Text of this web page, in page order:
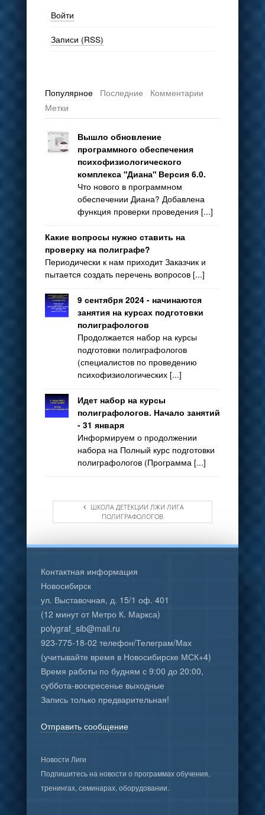
Войти
Записи (RSS)
Популярное Последние
Комментарии
Метки
Вышло обновление
программного обеспечения
психофизиологического
комплекса "Диана" Версия 6.0.
Что нового в программном
обеспечении Диана? Добавлена
функция проверки проведения [...]
Какие вопросы нужно ставить на
проверку на полиграфе?
Периодически к нам приходит Заказчик и
пытается создать перечень вопросов [...]
9 сентября 2024 - начинаются
занятия на курсах подготовки
полиграфологов
Продолжается набор на курсы
подготовки полиграфологов
(специалистов по проведению
психофизиологических [...]
Идет набор на курсы
полиграфологов. Начало занятий
- 31 января
Информируем о продолжении
набора на Полный курс подготовки
полиграфологов (Программа [...]
ШКОЛА ДЕТЕКЦИИ ЛЖИ ЛИГА
ПОЛИГРАФОЛОГОВ
Контактная информация
Новосибирск
ул. Выставочная, д. 15/1 оф. 401
(12 минут от Метро К. Маркса)
polygraf_sib@mail.ru
923-775-18-02 телефон/Телеграм/Мах
(учитывайте время в Новосибирске МСК+4)
Время работы по будням с 9:00 до 20:00,
суббота-воскресенье выходные
Запись только предварительная!
Отправить сообщение
Новости Лиги
Подпишитесь на новости о программах обучения,
тренингах, семинарах, оборудовании.